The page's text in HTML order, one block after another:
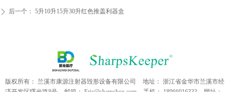
ꄲ 后一个： 5升10升15升30升红色推盖利器盒
版权所有： 兰溪市康源注射器毁形设备有限公司 地址： 浙江省金华市兰溪市经
济开发区曙光路8号
邮箱： Eric@sharpsbox.com 手机： 18966016333
网址：